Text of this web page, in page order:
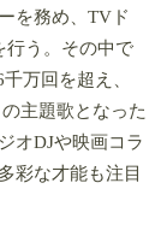
を務め、TVド
行う。その中で
万回を超え、
主題歌となった
オDJや映画コラ
彩な才能も注目